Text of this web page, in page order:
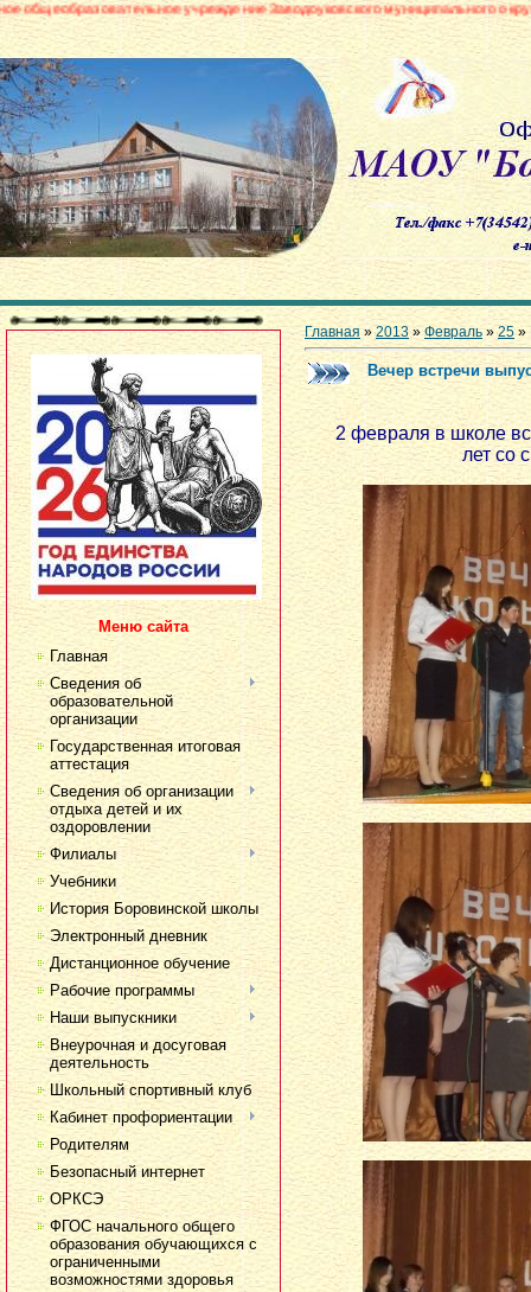
учреждение Заводоуковского муниципального округа
Меню сайта
Главная
Сведения об
образовательной
организации
Государственная итоговая
аттестация
Сведения об организации
отдыха детей и их
оздоровлении
Филиалы
Учебники
История Боровинской школы
Электронный дневник
Дистанционное обучение
Рабочие программы
Наши выпускники
Внеурочная и досуговая
деятельность
Школьный спортивный клуб
Кабинет профориентации
Родителям
Безопасный интернет
ОРКСЭ
ФГОС начального общего
образования обучающихся с
ограниченными
возможностями здоровья
Главная »2013 » Февраль » 25 »
Вечер встречи
2 февраля в школе
лет со